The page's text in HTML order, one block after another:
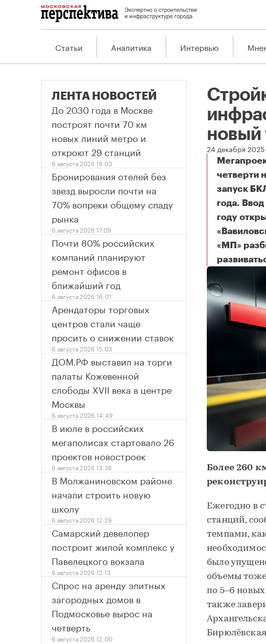
Статьи Аналитика Интервью
новый
24 декабря 2025
четверти
запуск
года.
году
«МП»
Стройка
Более 260
Ежегодно в
станций,
темпами,
было
объемы
по 5–6
также
ЛЕНТА НОВОСТЕЙ
До 2030 года в Москве
построят почти 70 км
новых линий метро и
откроют 29 станций
6 августа 2026 18:03
Бронирования отелей без
звезд выросли почти на
70% вопреки общему спаду
рынка
6 августа 2026 17:09
Почти 80% российских
компаний планируют
ремонт офисов в
ближайший год
6 августа 2026 16:01
Арендаторы торговых
центров стали чаще
просить о снижении ставок
6 августа 2026 15:03
ДОМ.РФ выставил на торги
палаты Кожевенной
слободы XVII века в центре
Москвы
6 августа 2026 14:49
В июле в российских
мегаполисах стартовало 26
проектов новостроек
6 августа 2026 13:38
В Молжаниновском районе
начали строить новую
школу
6 августа 2026 12:29
Самарский девелопер
построит жилой комплекс у
Павелецкого вокзала
6 августа 2026 12:13
Спрос на аренду элитных
загородных домов в
Подмосковье вырос на
четверть
6 августа 2026 12:00